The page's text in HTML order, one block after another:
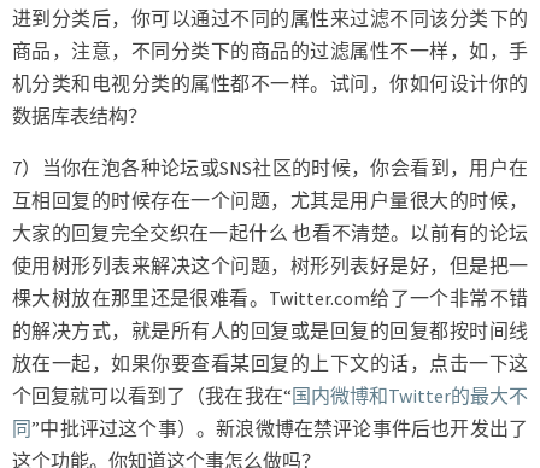
进到分类后，你可以通过不同的属性来过滤不同该分类下的
商品，注意，不同分类下的商品的过滤属性不一样，如，手
机分类和电视分类的属性都不一样。试问，你如何设计你的
数据库表结构？
7）当你在泡各种论坛或SNS社区的时候，你会看到，用户在
互相回复的时候存在一个问题，尤其是用户量很大的时候，
大家的回复完全交织在一起什么 也看不清楚。以前有的论坛
使用树形列表来解决这个问题，树形列表好是好，但是把一
棵大树放在那里还是很难看。Twitter.com给了一个非常不错
的解决方式，就是所有人的回复或是回复的回复都按时间线
放在一起，如果你要查看某回复的上下文的话，点击一下这
个回复就可以看到了（我在我在“国内微博和Twitter的最大不
同”中批评过这个事）。新浪微博在禁评论事件后也开发出了
这个功能。你知道这个事怎么做吗？